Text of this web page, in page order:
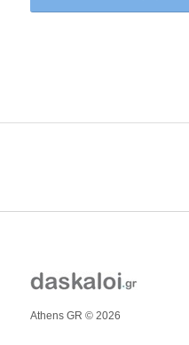
Athens GR © 2026